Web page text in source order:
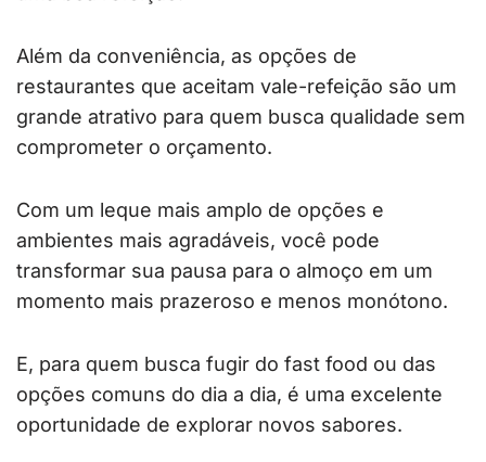
Além da conveniência, as opções de
restaurantes que aceitam vale-refeição são um
grande atrativo para quem busca qualidade sem
comprometer o orçamento.
Com um leque mais amplo de opções e
ambientes mais agradáveis, você pode
transformar sua pausa para o almoço em um
momento mais prazeroso e menos monótono.
E, para quem busca fugir do fast food ou das
opções comuns do dia a dia, é uma excelente
oportunidade de explorar novos sabores.